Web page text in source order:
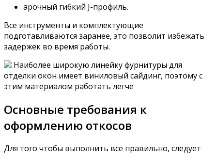
арочный гибкий J-профиль.
Все инструменты и комплектующие
подготавливаются заранее, это позволит избежать
задержек во время работы.
Наиболее широкую линейку фурнитуры для
отделки окон имеет виниловый сайдинг, поэтому с
этим материалом работать легче
Основные требования к
оформлению откосов
Для того чтобы выполнить все правильно, следует